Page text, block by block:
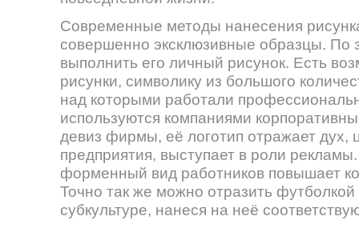
Современные методы нанесения
совершенно эксклюзивные образцы. По
выполнить его личный рисунок. Есть
рисунки, символику из большого
над которыми работали
используются компаниями
девиз фирмы, её логотип отражает дух,
предприятия, выступает в роли
форменный вид работников повышает
Точно так же можно отразить
субкультуре, нанеся на неё